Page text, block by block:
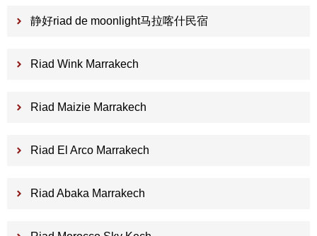
静好riad de moonlight马拉喀什民宿
Riad Wink Marrakech
Riad Maizie Marrakech
Riad El Arco Marrakech
Riad Abaka Marrakech